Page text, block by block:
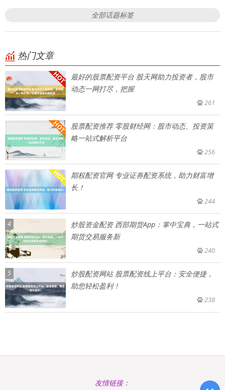
全部话题标签
热门文章
最好的股票配资平台 股天网助力投资者，股市
动态一网打尽，把握
261
股票配资推荐 零股财经网：股市动态、投资策
略一站式解析平台
256
期权配资官网 专业证券配资系统，助力财富增
长！
244
4
炒股资金配资 西部期货App：掌中宝典，一站式
期货交易服务新
240
5
炒股配资网站 股票配资线上平台：安全便捷，
助您轻松盈利！
238
友情链接：